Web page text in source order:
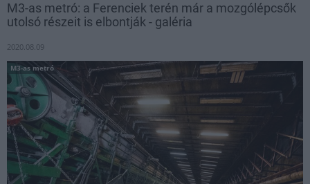
M3-as metró: a Ferenciek terén már a mozgólépcsők
utolsó részeit is elbontják - galéria
2020.08.09
M3-as metró